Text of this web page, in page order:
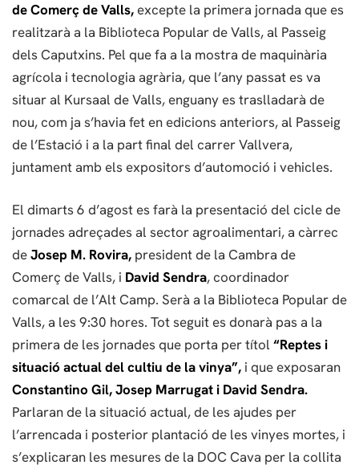
de Comerç de Valls,excepte la primera jornada que es
realitzarà a la Biblioteca Popular de Valls, al Passeig
dels Caputxins. Pel que fa a la mostra de maquinària
agrícola i tecnologia agrària, que l’any passat es va
situar al Kursaal de Valls, enguany es traslladarà de
nou, com ja s’havia fet en edicions anteriors, al Passeig
de l’Estació i a la part final del carrer Vallvera,
juntament amb els expositors d’automoció i vehicles.
El dimarts 6 d’agost es farà la presentació del cicle de
jornades adreçades al sector agroalimentari, a càrrec
deJosep M. Rovira, president de la Cambra de
Comerç de Valls, i David Sendra, coordinador
comarcal de l’Alt Camp. Serà a la Biblioteca Popular de
Valls, a les 9:30 hores. Tot seguit es donarà pas a la
primera de les jornades que porta per títol “Reptes i
situació actual del cultiu de la vinya”, i que exposaran
Constantino Gil, Josep Marrugat i David Sendra.
Parlaran de la situació actual, de les ajudes per
l’arrencada i posterior plantació de les vinyes mortes, i
s’explicaran les mesures de la DOC Cava per la collita